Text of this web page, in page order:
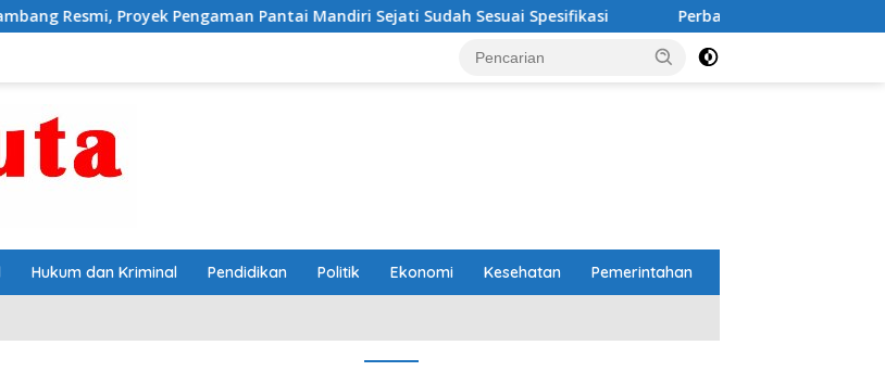
Pantai Mandiri Sejati Sudah Sesuai Spesifikasi Perbaikan Jalan RA Basyid Segera Dimulai, Pemkab
Hukum dan Kriminal Pendidikan Politik Ekonomi Kesehatan Pemerintahan